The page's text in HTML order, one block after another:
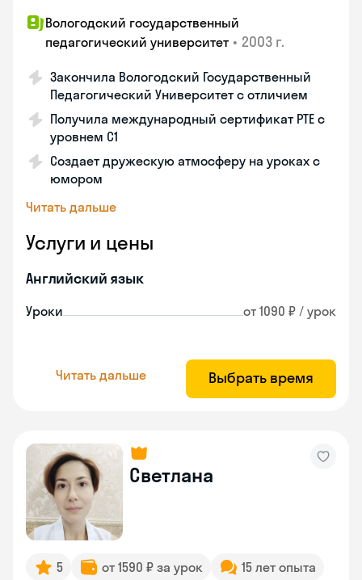
Вологодский государственный
педагогический университет • 2003 г.
Закончила Вологодский Государственный
Педагогический Университет с отличием
Получила международный сертификат PTE с
уровнем C1
Создает дружескую атмосферу на уроках с
юмором
Читать дальше
Услуги и цены
Английский язык
Уроки от 1090 ₽ / урок
Читать дальше Выбрать время
Светлана
5 от 1590 ₽ за урок
15 лет опыта